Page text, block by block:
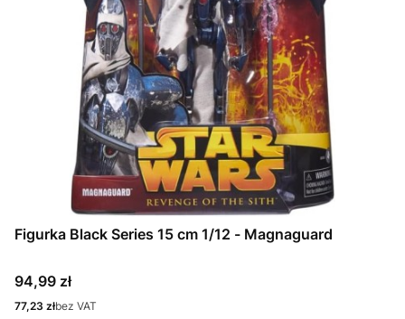
Figurka Black Series 15 cm 1/12 - Magnaguard
Cena
94,99 zł
Cena
77,23 złbez VAT